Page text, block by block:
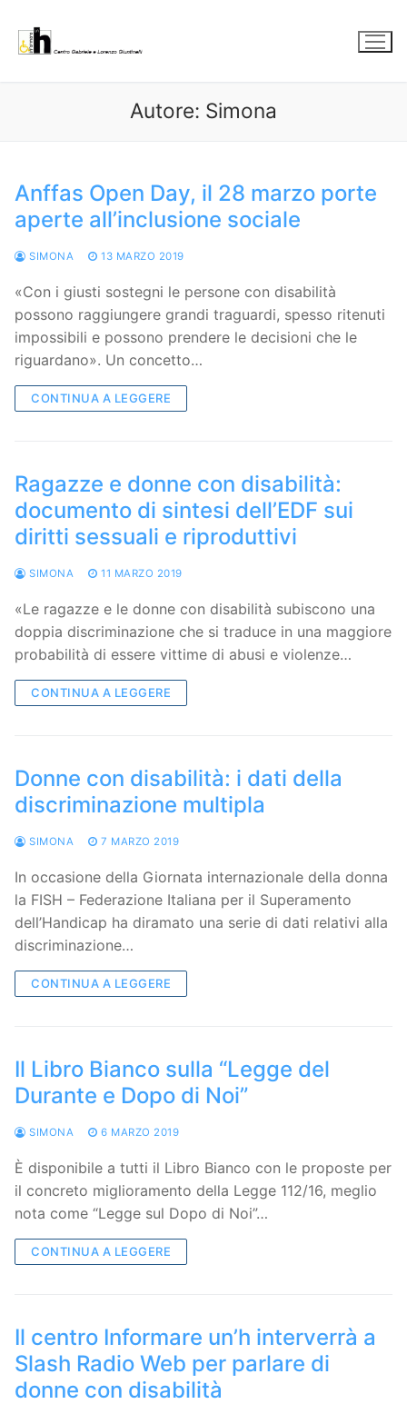
contenuto
Autore: Simona
Anffas Open Day, il 28 marzo porte
aperte all’inclusione sociale
SIMONA 13 MARZO 2019
«Con i giusti sostegni le persone con disabilità
possono raggiungere grandi traguardi, spesso ritenuti
impossibili e possono prendere le decisioni che le
riguardano». Un concetto…
CONTINUA A LEGGERE
Ragazze e donne con disabilità:
documento di sintesi dell’EDF sui
diritti sessuali e riproduttivi
SIMONA 11 MARZO 2019
«Le ragazze e le donne con disabilità subiscono una
doppia discriminazione che si traduce in una maggiore
probabilità di essere vittime di abusi e violenze…
CONTINUA A LEGGERE
Donne con disabilità: i dati della
discriminazione multipla
SIMONA 7 MARZO 2019
In occasione della Giornata internazionale della donna
la FISH – Federazione Italiana per il Superamento
dell’Handicap ha diramato una serie di dati relativi alla
discriminazione…
CONTINUA A LEGGERE
Il Libro Bianco sulla “Legge del
Durante e Dopo di Noi”
SIMONA 6 MARZO 2019
È disponibile a tutti il Libro Bianco con le proposte per
il concreto miglioramento della Legge 112/16, meglio
nota come “Legge sul Dopo di Noi”…
CONTINUA A LEGGERE
Il centro Informare un’h interverrà a
Slash Radio Web per parlare di
donne con disabilità